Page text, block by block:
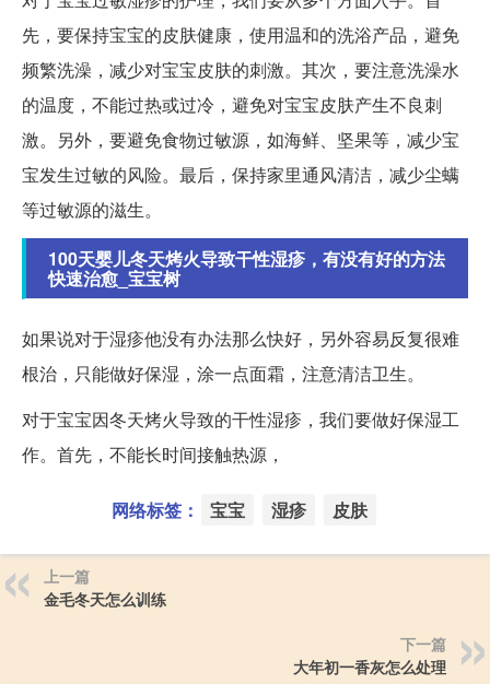
先，要保持宝宝的皮肤健康，使用温和的洗浴产品，避免
频繁洗澡，减少对宝宝皮肤的刺激。其次，要注意洗澡水
的温度，不能过热或过冷，避免对宝宝皮肤产生不良刺
激。另外，要避免食物过敏源，如海鲜、坚果等，减少宝
宝发生过敏的风险。最后，保持家里通风清洁，减少尘螨
等过敏源的滋生。
100天婴儿冬天烤火导致干性湿疹，有没有好的方法
快速治愈_宝宝树
如果说对于湿疹他没有办法那么快好，另外容易反复很难
根治，只能做好保湿，涂一点面霜，注意清洁卫生。
对于宝宝因冬天烤火导致的干性湿疹，我们要做好保湿工
作。首先，不能长时间接触热源，
网络标签： 宝宝 湿疹 皮肤
上一篇
金毛冬天怎么训练
下一篇
大年初一香灰怎么处理